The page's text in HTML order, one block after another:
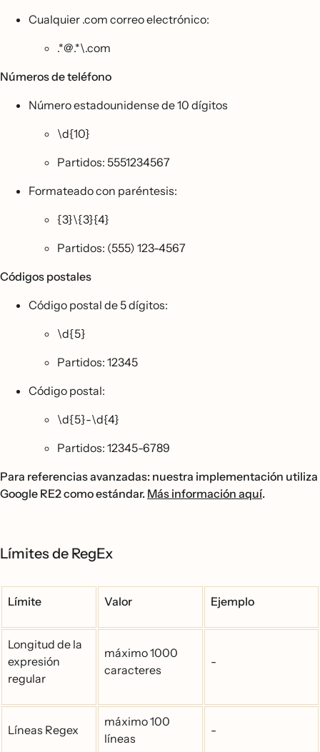
Cualquier .com correo electrónico:
.*@.*\.com
Números de teléfono
Número estadounidense de 10 dígitos
\d{10}
Partidos: 5551234567
Formateado con paréntesis:
{3}\{3}{4}
Partidos: (555) 123-4567
Códigos postales
Código postal de 5 dígitos:
\d{5}
Partidos: 12345
Código postal:
\d{5}-\d{4}
Partidos: 12345-6789
Para referencias avanzadas: nuestra implementación utiliza
Google RE2 como estándar. Más información aquí.
Límites de RegEx
Límite Valor Ejemplo
Longitud de la
expresión
regular
máximo 1000
caracteres
-
Líneas Regex
máximo 100
líneas
-